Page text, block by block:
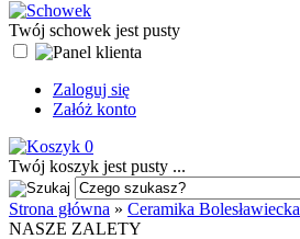
Twój schowek jest pusty
Zaloguj się
Załóż konto
0
Twój koszyk jest pusty ...
Strona główna » Ceramika Bolesławiecka
NASZE ZALETY